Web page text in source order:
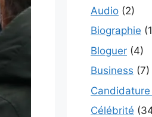
Audio (2)
Biographie
Bloguer (4)
Business (7)
Célébrité